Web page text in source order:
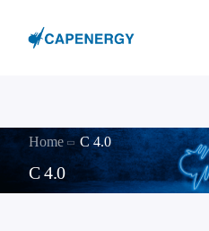
Home C 4.0
C 4.0